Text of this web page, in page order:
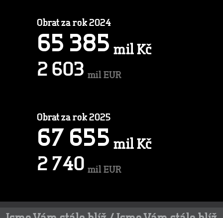
Obrat za rok 2024
65 385 mil Kč
2 603 mil EUR
Obrat za rok 2025
67 655 mil Kč
2 740 mil EUR